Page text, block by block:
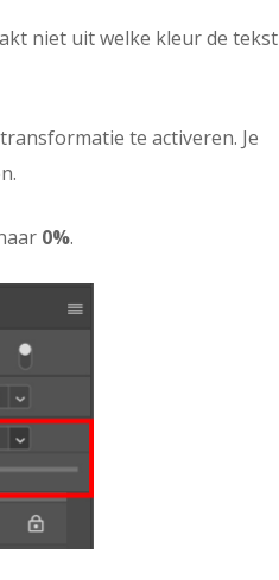
niet uit welke kleur de tekst
te activeren. Je
0%.